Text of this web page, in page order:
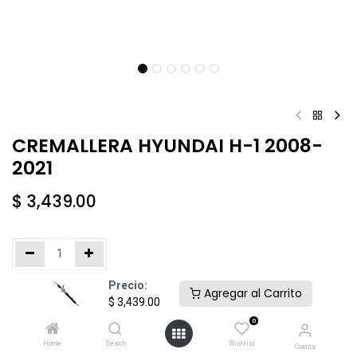
Precio:
$ 3,439.00
Agregar al Carrito
Home Search
0
Wishlist Cuenta
CREMALLERA HYUNDAI H-1 2008-
2021
$ 3,439.00
Añadir al carrito Comprar ahora
Agregar a la lista de deseos